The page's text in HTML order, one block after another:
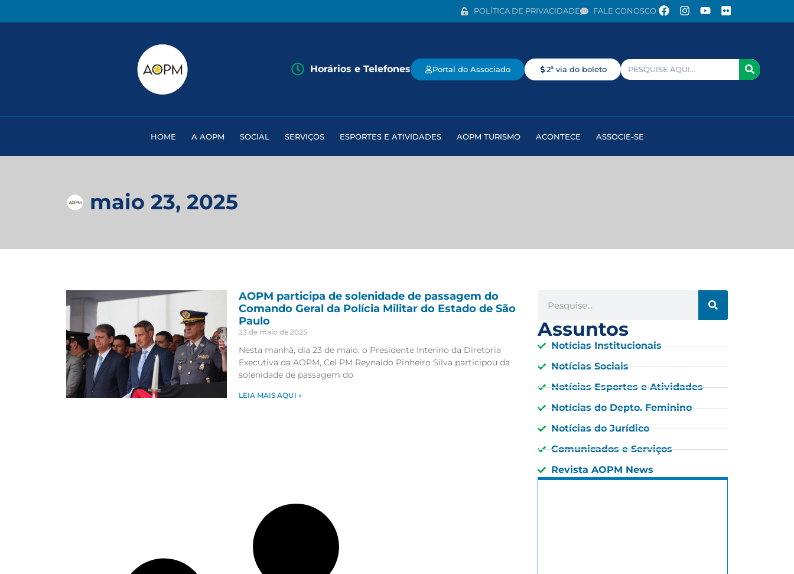
POLÍTICA DE PRIVACIDADE FALE CONOSCO
Horários e Telefones Portal do Associado 2ª via do boleto
HOME A AOPM SOCIAL SERVIÇOS ESPORTES E ATIVIDADES AOPM TURISMO ACONTECE ASSOCIE-SE
maio 23, 2025
AOPM participa de solenidade de passagem do
Comando Geral da Polícia Militar do Estado de São
Paulo
23 de maio de 2025
Nesta manhã, dia 23 de maio, o Presidente Interino da Diretoria
Executiva da AOPM, Cel PM Reynaldo Pinheiro Silva participou da
solenidade de passagem do
LEIA MAIS AQUI »
Assuntos
Notícias Institucionais
Notícias Sociais
Notícias Esportes e Atividades
Notícias do Depto. Feminino
Notícias do Jurídico
Comunicados e Serviços
Revista AOPM News